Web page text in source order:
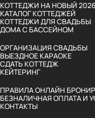
КОТТЕДЖИ НА НОВЫЙ
КАТАЛОГ КОТТЕДЖЕЙ
КОТТЕДЖИ ДЛЯ СВАДЬБЫ
ДОМА С БАССЕЙНОМ
ОРГАНИЗАЦИЯ СВАДЬБЫ
ВЫЕЗДНОЕ КАРАОКЕ
СДАТЬ КОТТЕДЖ
КЕЙТЕРИНГ
ПРАВИЛА ОНЛАЙН
БЕЗНАЛИЧНАЯ ОПЛАТА И
КОНТАКТЫ